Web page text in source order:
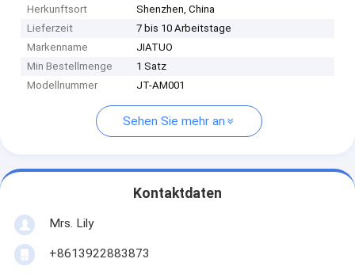
Herkunftsort
Shenzhen, China
Lieferzeit
7 bis 10 Arbeitstage
Markenname
JIATUO
Min Bestellmenge
1 Satz
Modellnummer
JT-AM001
Sehen Sie mehr an
Kontaktdaten
Mrs. Lily
+8613922883873